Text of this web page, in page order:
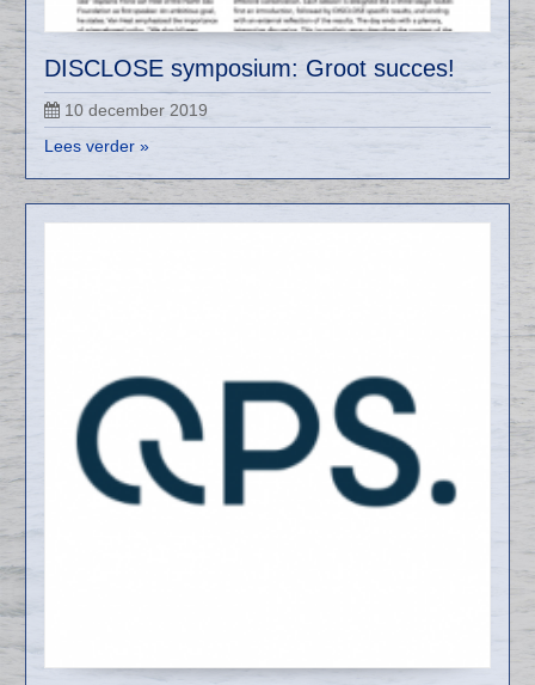
DISCLOSE symposium: Groot succes!
10 december 2019
Lees verder »